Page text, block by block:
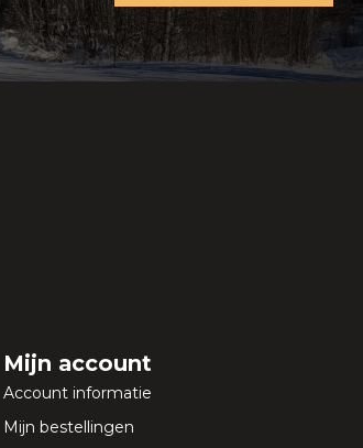
Mijn account
Account informatie
Mijn bestellingen